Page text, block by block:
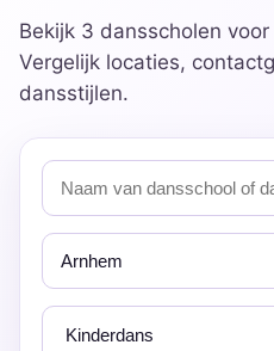
Bekijk 3 dansscholen
Vergelijk locaties,
dansstijlen.